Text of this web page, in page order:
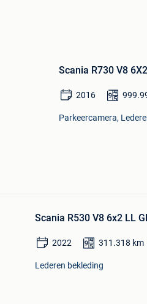
Scania R730 V8
2016
Parkeercamera,
Scania R530 V8 6x2 LL
2022 311.318 km
Lederen bekleding